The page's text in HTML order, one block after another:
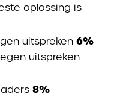
oplossing is
uitspreken 6%
uitspreken
8%